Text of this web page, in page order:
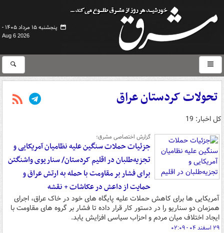
پنجشنبه ۱۵ مرداد ۱۴۰۵ -
Aug 6 2026
تحولات کردستان عراق
کل اخبار: 19
گزارش اختصاصی مشرق؛
جزئیات حملات سنگین علیه نظامیان آمریکایی و
تجزیه‌طلبان در اقلیم کردستان/ سناریوی واشنگتن
برای فشار بر مقاومت با حمله به ارتش عراق و
حمایت از داعش در عکاشات + نقشه
آمریکایی ها برای کاهش حملات علیه پایگاه های خود در خاک عراق، اجرای
همزمان دو سناریو را در دستور کار قرار داده تا فشار بر گروه های مقاومت با
ایجاد اختلاف میان مردم و احزاب سیاسی افزایش یابد.
۲۹ اسفند ۰۴ - ۰۲:۰۹